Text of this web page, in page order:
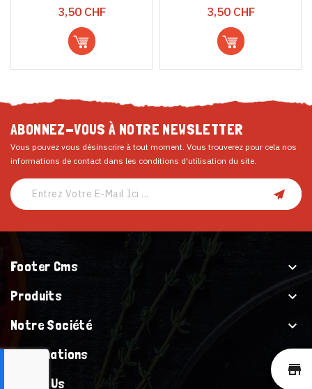
Prix
3,50 CHF Prix
3,50 CHF
ABONNEZ-VOUS À NOTRE NEWSLETTER
Vous pouvez vous désinscrire à tout moment. Vous trouverez pour cela nos
informations de contact dans les conditions d'utilisation du site.
Footer Cms

Produits

Notre Société

Informations

Follow Us